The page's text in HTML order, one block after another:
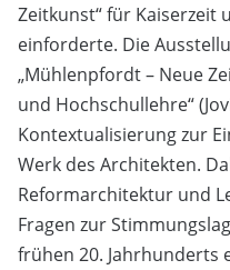
Zeitkunst“ für Kaiserzeit
einforderte. Die
„Mühlenpfordt – Neue
und Hochschullehre“
Kontextualisierung zur
Werk des Architekten.
Reformarchitektur und
Fragen zur
frühen 20. Jahrhunderts